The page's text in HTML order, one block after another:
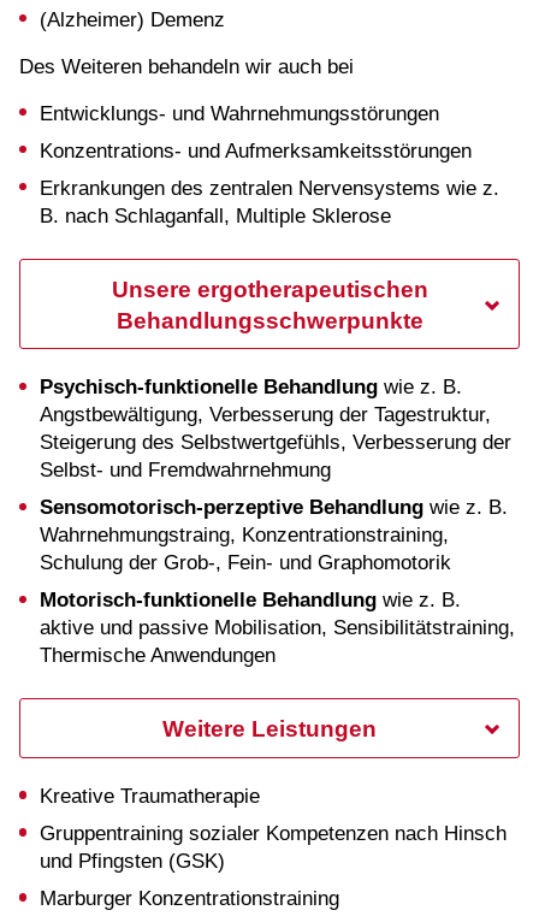
(Alzheimer) Demenz
Des Weiteren behandeln wir auch bei
Entwicklungs- und Wahrnehmungsstörungen
Konzentrations- und Aufmerksamkeitsstörungen
Erkrankungen des zentralen Nervensystems wie z.
B. nach Schlaganfall, Multiple Sklerose
Unsere ergotherapeutischen
Behandlungsschwerpunkte
Psychisch-funktionelle Behandlungwie z. B.
Angstbewältigung, Verbesserung der Tagestruktur,
Steigerung des Selbstwertgefühls, Verbesserung der
Selbst- und Fremdwahrnehmung
Sensomotorisch-perzeptive Behandlungwie z. B.
Wahrnehmungstraing, Konzentrationstraining,
Schulung der Grob-, Fein- und Graphomotorik
Motorisch-funktionelle Behandlungwie z. B.
aktive und passive Mobilisation, Sensibilitätstraining,
Thermische Anwendungen
Weitere Leistungen
Kreative Traumatherapie
Gruppentraining sozialer Kompetenzen nach Hinsch
und Pfingsten (GSK)
Marburger Konzentrationstraining